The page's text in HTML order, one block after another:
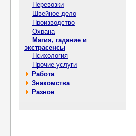
Перевозки
Швейное дело
Производство
Охрана
Магия, гадание и
экстрасенсы
Психология
Прочие услуги
Работа
Знакомства
Разное